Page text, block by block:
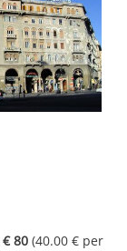
€ 80 (40.00 € per